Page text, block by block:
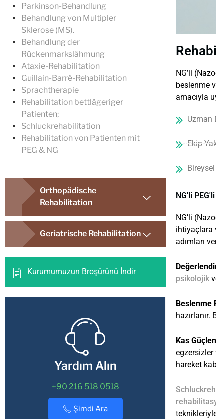
Parkinson-Behandlung
Behandlung von Multipler
Sklerose (MS).
Behandlung der
Rückenmarkslähmung
Ataxie-Rehabilitation
Guillain-Barré-Rehabilitation
Sprachtherapie
Rehabilitation bettlägeriger
Patienten;
Schluckrehabilitation
Rehabilitation von Patienten mit
PEG & NG
Orthopädische
Rehabilitation
Geriatrische Rehabilitation
Kurumumuzun Broşürünü İndir
Yardım Alın
+90 216 518 0518
Şimdi Ara
NG’li
beslenme
amacıyla
Uzman
Ekip
NG'li
NG’li
ihtiyaçlara
adımları
psikolojik
Beslenme
Kas
egzersizler
hareket